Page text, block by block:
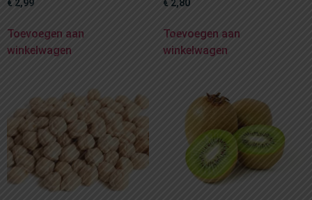
€ 2,99
Toevoegen aan
winkelwagen
€ 2,80
Toevoegen aan
winkelwagen